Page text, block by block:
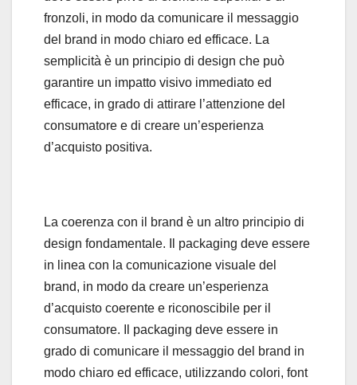
fronzoli, in modo da comunicare il messaggio
del brand in modo chiaro ed efficace. La
semplicità è un principio di design che può
garantire un impatto visivo immediato ed
efficace, in grado di attirare l’attenzione del
consumatore e di creare un’esperienza
d’acquisto positiva.
La coerenza con il brand è un altro principio di
design fondamentale. Il packaging deve essere
in linea con la comunicazione visuale del
brand, in modo da creare un’esperienza
d’acquisto coerente e riconoscibile per il
consumatore. Il packaging deve essere in
grado di comunicare il messaggio del brand in
modo chiaro ed efficace, utilizzando colori, font